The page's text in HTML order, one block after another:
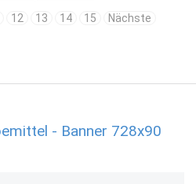
12 13 14 15 Nächste
- Banner 728x90